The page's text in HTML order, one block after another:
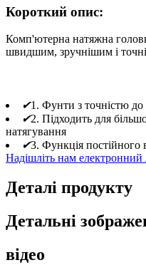
Короткий опис:
Комп'ютерна натяжна
швидшим, зручнішим і
✔1. Фунти з точністю до
✔2. Підходить для
натягування
✔3. Функція
Надішліть нам електронний
Деталі продукту
Детальні
відео